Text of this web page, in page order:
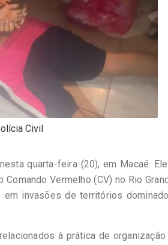
Civil
quarta-feira (20), em Macaé.
Vermelho (CV) no Rio
invasões de territórios
à prática de organização